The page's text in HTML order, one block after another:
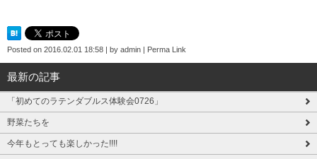
Posted on 2016.02.01 18:58 | by admin | Perma Link
最新の記事
「初めてのラテンダブルス体験会0726」
野菜たちを
今年もとっても楽しかった!!!!